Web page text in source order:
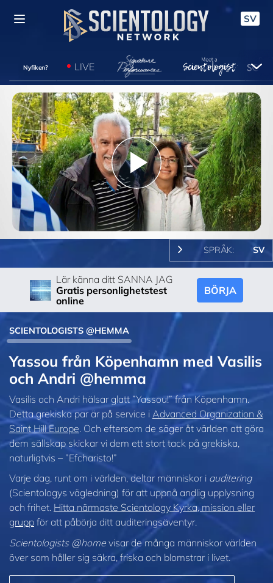
SV
Nyfiken? LIVE
Play
Video
SPRÅK: SV
Lär känna ditt SANNA JAG
Gratis personlighetstest
online
BÖRJA
SCIENTOLOGISTS @HEMMA
Yassou från Köpenhamn med Vasilis
och Andri @hemma
Vasilis och Andri hälsar glatt ”Yassou!” från Köpenhamn.
Detta grekiska par är på service i Advanced Organization &
Saint Hill Europe . Och eftersom de säger åt världen att göra
dem sällskap skickar vi dem ett stort tack på grekiska,
naturligtvis – ”Efcharisto!”
Varje dag, runt om i världen, deltar människor i auditering
(Scientologys vägledning) för att uppnå andlig upplysning
och frihet. Hitta närmaste Scientology Kyrka, mission eller
grupp för att påbörja ditt auditeringsäventyr.
Scientologists @home visar de många människor världen
över som håller sig säkra, friska och blomstrar i livet.